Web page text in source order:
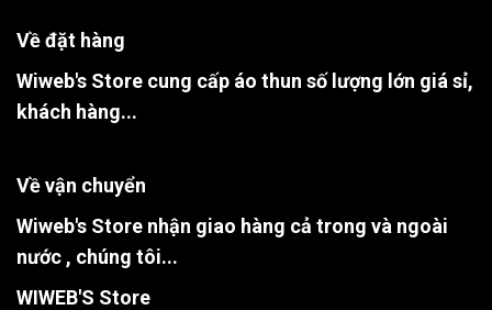
Về đặt hàng
Wiweb's Store cung cấp áo thun số lượng lớn giá sỉ,
khách hàng...
Về vận chuyển
Wiweb's Store nhận giao hàng cả trong và ngoài
nước , chúng tôi...
WIWEB'S Store